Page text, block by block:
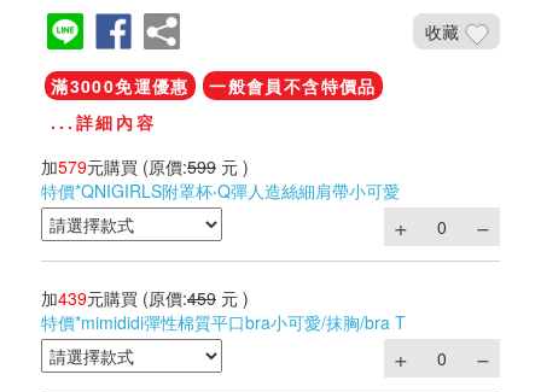
收藏
滿3000免運優惠
一般會員不含特價品
...詳細內容
加579元購買 (原價:599 元 )
特價*QNIGIRLS附罩杯‧Q彈人造絲細肩帶小可愛
加439元購買 (原價:459 元 )
特價*mimididi彈性棉質平口bra小可愛/抹胸/bra T